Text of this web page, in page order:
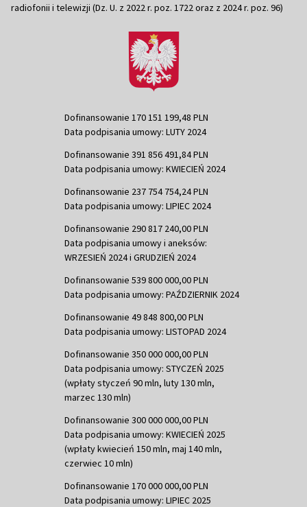
radiofonii i telewizji (Dz. U. z 2022 r. poz. 1722 oraz z 2024 r. poz. 96)
Dofinansowanie 170 151 199,48 PLN
Data podpisania umowy: LUTY 2024
Dofinansowanie 391 856 491,84 PLN
Data podpisania umowy: KWIECIEŃ 2024
Dofinansowanie 237 754 754,24 PLN
Data podpisania umowy: LIPIEC 2024
Dofinansowanie 290 817 240,00 PLN
Data podpisania umowy i aneksów:
WRZESIEŃ 2024 i GRUDZIEŃ 2024
Dofinansowanie 539 800 000,00 PLN
Data podpisania umowy: PAŹDZIERNIK 2024
Dofinansowanie 49 848 800,00 PLN
Data podpisania umowy: LISTOPAD 2024
Dofinansowanie 350 000 000,00 PLN
Data podpisania umowy: STYCZEŃ 2025
(wpłaty styczeń 90 mln, luty 130 mln,
marzec 130 mln)
Dofinansowanie 300 000 000,00 PLN
Data podpisania umowy: KWIECIEŃ 2025
(wpłaty kwiecień 150 mln, maj 140 mln,
czerwiec 10 mln)
Dofinansowanie 170 000 000,00 PLN
Data podpisania umowy: LIPIEC 2025